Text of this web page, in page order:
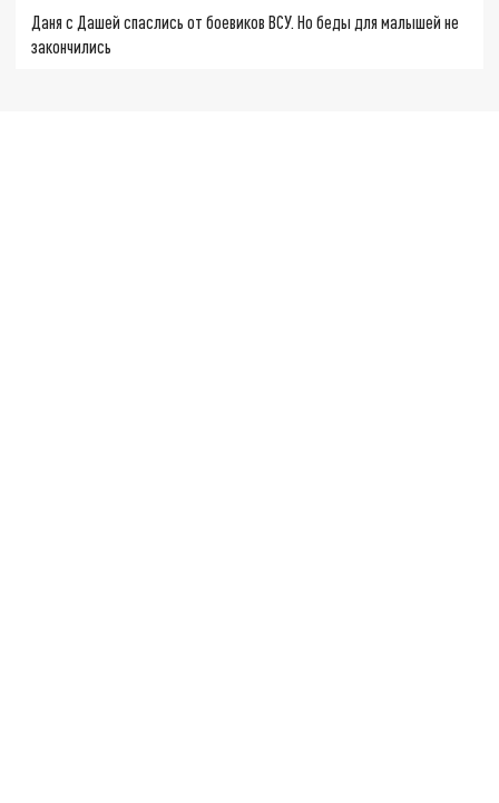
Даня с Дашей спаслись от боевиков ВСУ. Но беды для малышей не
закончились